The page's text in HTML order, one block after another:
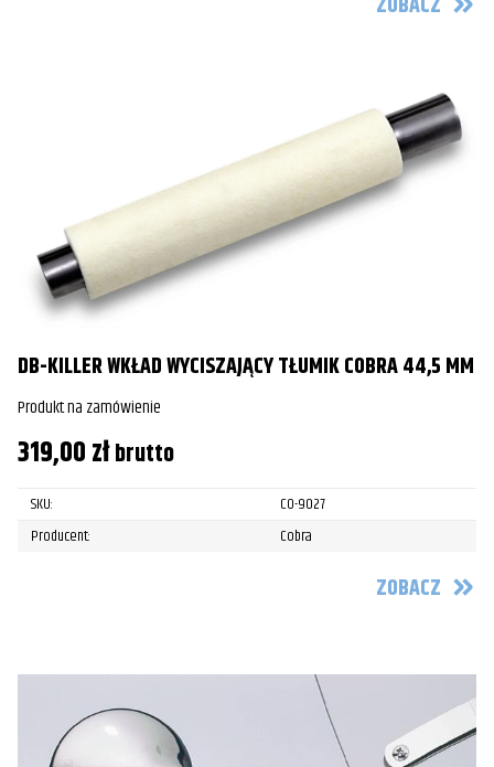
DB-KILLER WKŁAD WYCISZAJĄCY TŁUMIK COBRA 44,5 MM
Produkt na zamówienie
319,00złbrutto
SKU:
CO-9027
Producent:
Cobra
ZOBACZ